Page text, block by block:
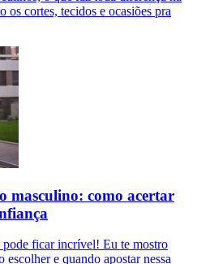
cortes, tecidos e ocasiões pra
masculino: como acertar
ficar incrível! Eu te mostro
e quando apostar nessa